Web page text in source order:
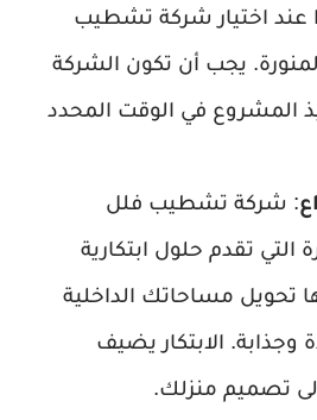
عند اختيار شركة تشطيب
يجب أن تكون الشركة
المشروع في الوقت المحدد
: شركة تشطيب فلل
التي تقدم حلول ابتكارية
تحويل مساحاتك الداخلية
وجذابة. الابتكار يضيف
تصميم منزلك.